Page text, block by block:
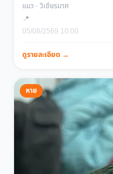
แมว · วิเชียรมาศ
📍
05/08/2569 10:00
ดูรายละเอียด →
หาย